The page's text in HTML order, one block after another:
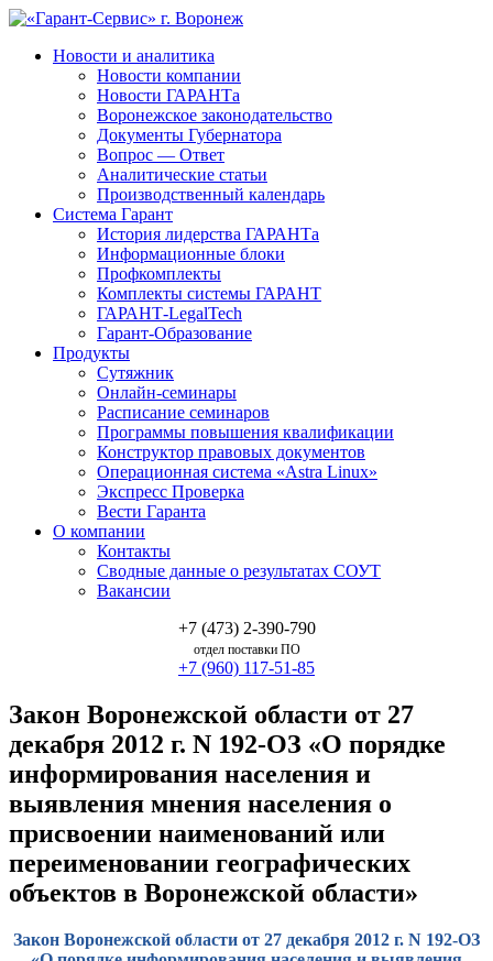
Новости и аналитика
Новости компании
Новости ГАРАНТа
Воронежское законодательство
Документы Губернатора
Вопрос — Ответ
Аналитические статьи
Производственный календарь
Система Гарант
История лидерства ГАРАНТа
Информационные блоки
Профкомплекты
Комплекты системы ГАРАНТ
ГАРАНТ-LegalTech
Гарант-Образование
Продукты
Сутяжник
Онлайн-семинары
Расписание семинаров
Программы повышения квалификации
Конструктор правовых документов
Операционная система «Astra Linux»
Экспресс Проверка
Вести Гаранта
О компании
Контакты
Сводные данные о результатах СОУТ
Вакансии
+7 (473) 2-390-790
отдел поставки ПО
+7 (960) 117-51-85
Закон Воронежской области от 27
декабря 2012 г. N 192-ОЗ «О порядке
информирования населения и
выявления мнения населения о
присвоении наименований или
переименовании географических
объектов в Воронежской области»
Закон Воронежской области от 27 декабря 2012 г. N 192-ОЗ